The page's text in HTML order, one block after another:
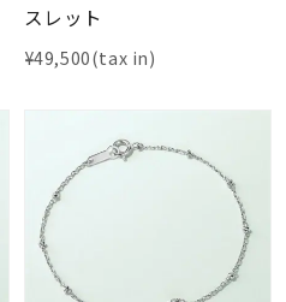
スレット
¥49,500(tax in)